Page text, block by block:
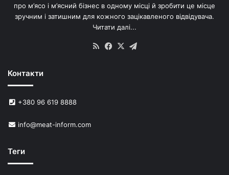
е
й
У
р
ї
про м’ясо і м’ясний бізнес в одному місці й зробити це місце
зручним і затишним для кожного зацікавленого відвідувача.
Читати далі...
RSS Facebook
X
Контакти
+380 96 619 8888
info@meat-inform.com
Теги